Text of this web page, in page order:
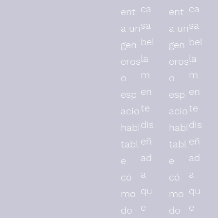
ent
a un
gen
eros
o
esp
acio
habi
tabl
e
có
mo
do
ca
sa
bel
la
m
en
te
dis
eñ
ad
a
qu
e
ent
a un
gen
eros
o
esp
acio
habi
tabl
e
có
mo
do
ca
sa
bel
la
m
en
te
dis
eñ
ad
a
qu
e